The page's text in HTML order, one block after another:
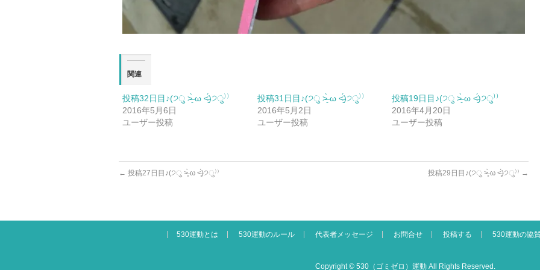
関連
投稿32日目♪(੭ु ˃̶͈̀ ω ˂̶͈́)੭ु⁾⁾
2016年5月6日
ユーザー投稿
投稿31日目♪(੭ु ˃̶͈̀ ω ˂̶͈́)੭ु⁾⁾
2016年5月2日
ユーザー投稿
投稿19日目♪(੭ु ˃̶͈̀ ω ˂̶͈́)੭ु⁾⁾
2016年4月20日
ユーザー投稿
← 投稿27日目♪(੭ु ˃̶͈̀ ω ˂̶͈́)੭ु⁾⁾ 投稿29日目♪(੭ु ˃̶͈̀ ω ˂̶͈́)੭ु⁾⁾ →
530運動とは 530運動のルール 代表者メッセージ お問合せ 投稿する 530運動の協
Copyright © 530（ゴミゼロ）運動All Rights Reserved.